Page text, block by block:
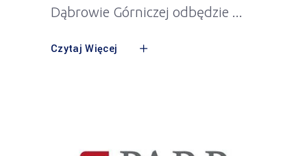
Dąbrowie Górniczej odbędzie
Czytaj Więcej